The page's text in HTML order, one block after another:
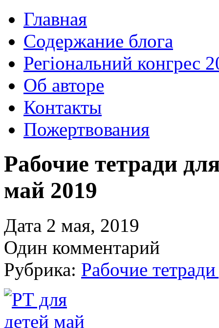
Главная
Содержание блога
Регіональний конгрес
Об авторе
Контакты
Пожертвования
Рабочие тетради
май 2019
Дата 2 мая, 2019
Один комментарий
Рубрика: Рабочие